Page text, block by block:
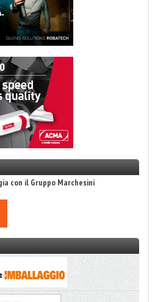
con il Gruppo Marchesini